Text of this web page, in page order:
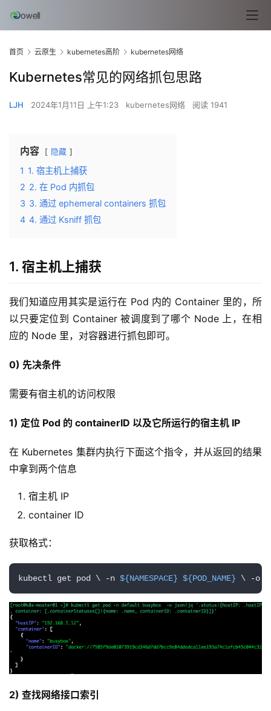
首页 云原生 kubernetes高阶 kubernetes网络
Kubernetes常见的网络抓包思路
LJH 2024年1月11日 上午1:23 kubernetes网络 阅读 1941
内容 隐藏
1 1. 宿主机上捕获
2 2. 在 Pod 内抓包
3 3. 通过 ephemeral containers 抓包
4 4. 通过 Ksniff 抓包
1. 宿主机上捕获
我们知道应用其实是运行在 Pod 内的 Container 里的，所
以只要定位到 Container 被调度到了哪个 Node 上，在相
应的 Node 里，对容器进行抓包即可。
0) 先决条件
需要有宿主机的访问权限
1) 定位 Pod 的 containerID 以及它所运行的宿主机 IP
在 Kubernetes 集群内执行下面这个指令，并从返回的结果
中拿到两个信息
宿主机 IP
container ID
获取格式：
kubectl get pod \ -n ${NAMESPACE} ${POD_NAME} \ -o
2) 查找网络接口索引